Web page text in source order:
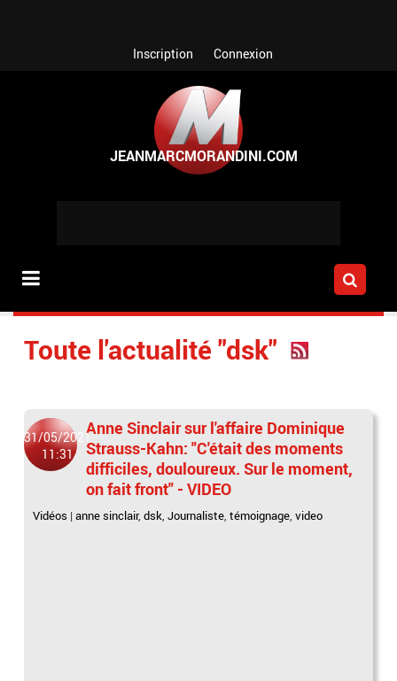
Inscription Connexion
Toute l'actualité "dsk"
31/05/2021
11:31
Anne Sinclair sur l'affaire Dominique
Strauss-Kahn: "C'était des moments
difficiles, douloureux. Sur le moment,
on fait front" - VIDEO
Vidéos |anne sinclair,dsk,Journaliste,témoignage,video